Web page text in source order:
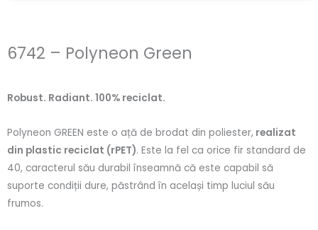
6742 – Polyneon Green
Robust. Radiant. 100% reciclat.
Polyneon GREEN este o ață de brodat din poliester, realizat
din plastic reciclat (rPET). Este la fel ca orice fir standard de
40, caracterul său durabil înseamnă că este capabil să
suporte condiții dure, păstrând în același timp luciul său
frumos.